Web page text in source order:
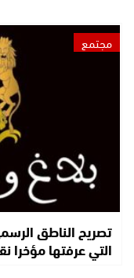
مجتمع
تصريح الناطق
التي عرفتها مؤخرا